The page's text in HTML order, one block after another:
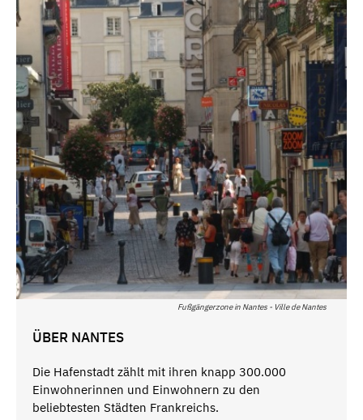
Fußgängerzone in Nantes - Ville de Nantes
ÜBER NANTES
Die Hafenstadt zählt mit ihren knapp 300.000
Einwohnerinnen und Einwohnern zu den
beliebtesten Städten Frankreichs.